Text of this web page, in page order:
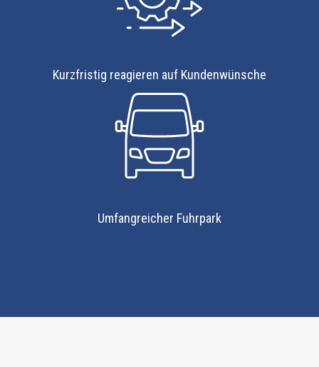
Kurzfristig reagieren auf Kundenwünsche
Umfangreicher Fuhrpark